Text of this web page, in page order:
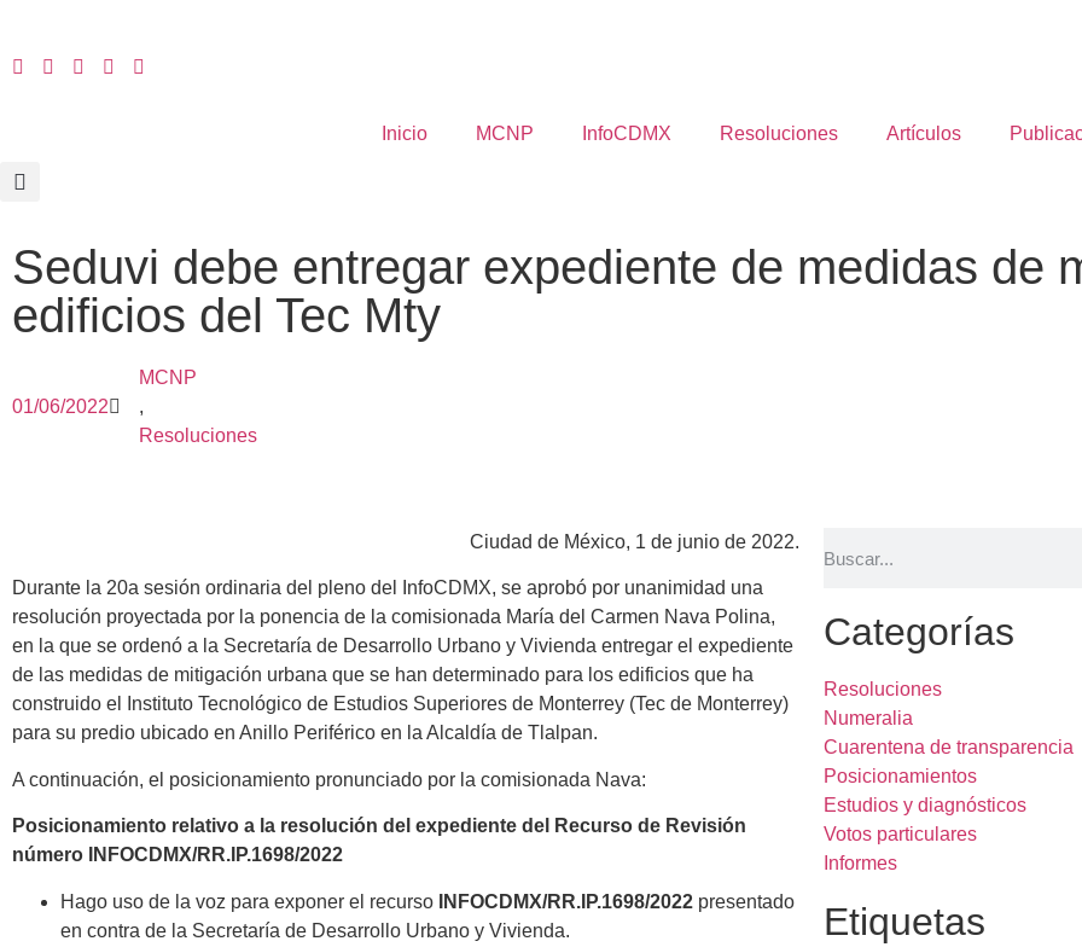
Inicio MCNP InfoCDMX Resoluciones Artículos
Seduvi debe entregar expediente de medidas de
edificios del Tec Mty
01/06/2022
MCNP
,
Resoluciones
Ciudad de México, 1 de junio de 2022.
Durante la 20a sesión ordinaria del pleno del InfoCDMX, se aprobó por unanimidad una
resolución proyectada por la ponencia de la comisionada María del Carmen Nava Polina,
en la que se ordenó a la Secretaría de Desarrollo Urbano y Vivienda entregar el expediente
de las medidas de mitigación urbana que se han determinado para los edificios que ha
construido el Instituto Tecnológico de Estudios Superiores de Monterrey (Tec de Monterrey)
para su predio ubicado en Anillo Periférico en la Alcaldía de Tlalpan.
A continuación, el posicionamiento pronunciado por la comisionada Nava:
Posicionamiento relativo a la resolución del expediente del Recurso de Revisión
número INFOCDMX/RR.IP.1698/2022
Hago uso de la voz para exponer el recurso INFOCDMX/RR.IP.1698/2022 presentado
en contra de la Secretaría de Desarrollo Urbano y Vivienda.
Categorías
Resoluciones
Numeralia
Cuarentena de transparencia
Posicionamientos
Estudios y diagnósticos
Votos particulares
Informes
Etiquetas